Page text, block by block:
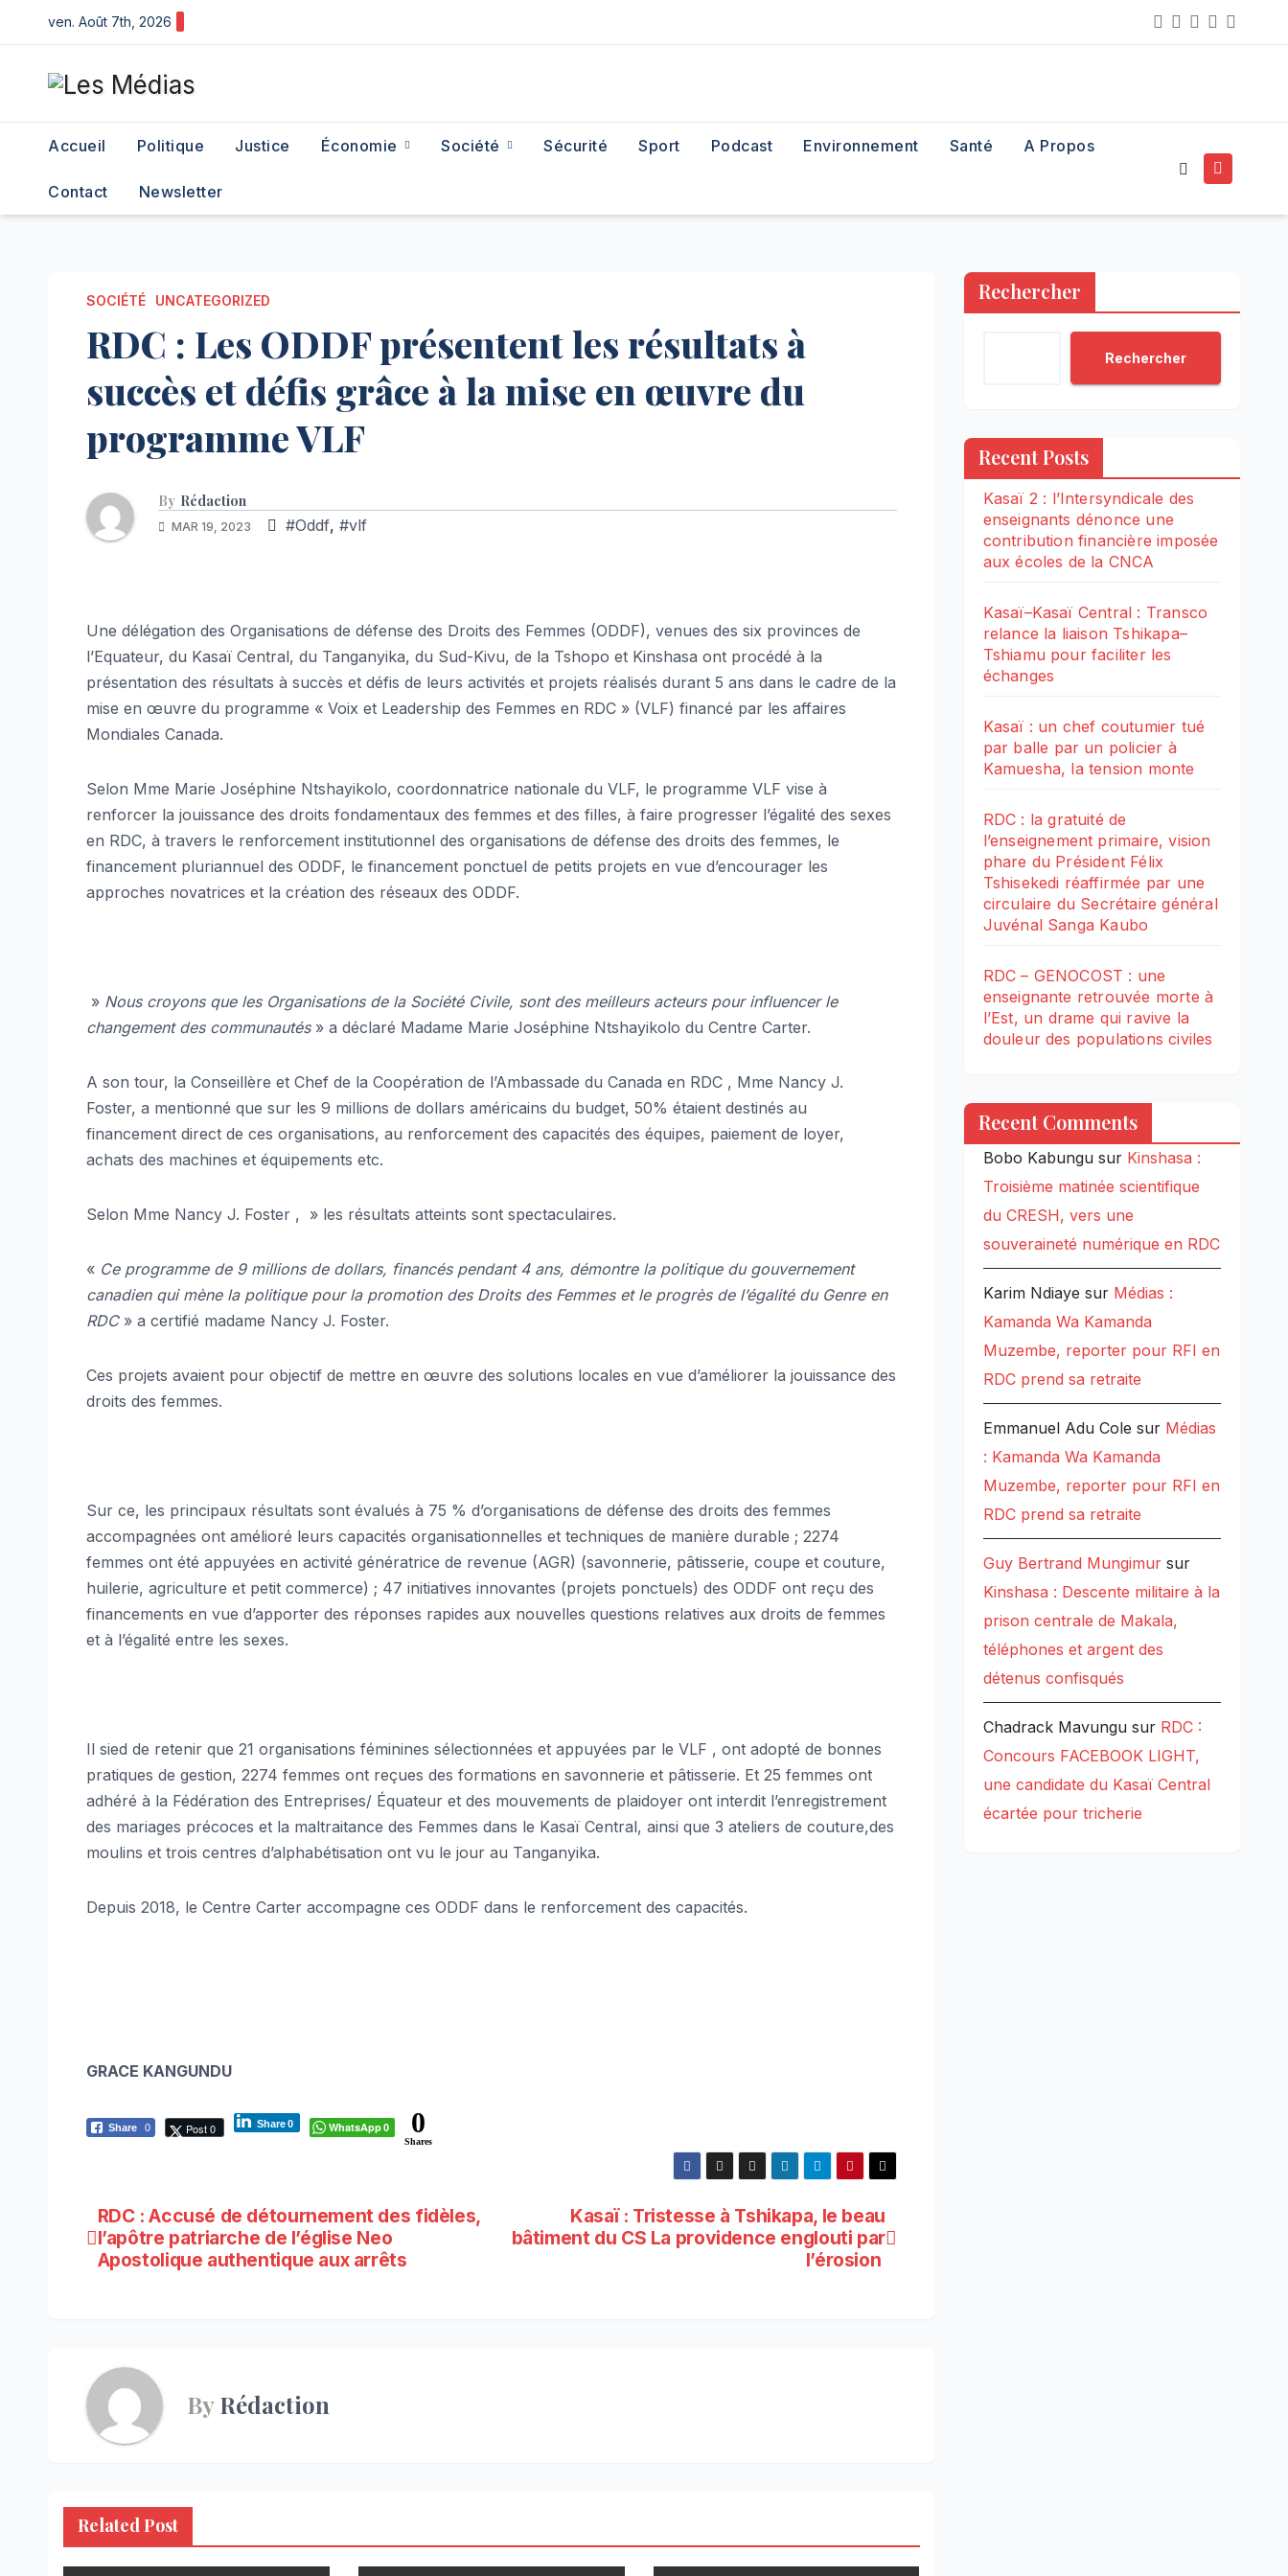
to
content
ven. Août 7th, 2026
Accueil Politique Justice Économie Société Sécurité Sport Podcast Environnement Santé A Propos
Contact Newsletter
SOCIÉTÉ UNCATEGORIZED
RDC : Les ODDF présentent les résultats à
succès et défis grâce à la mise en œuvre du
programme VLF
By Rédaction
MAR 19, 2023 #Oddf, #vlf
Une délégation des Organisations de défense des Droits des Femmes (ODDF), venues des six provinces de
l’Equateur, du Kasaï Central, du Tanganyika, du Sud-Kivu, de la Tshopo et Kinshasa ont procédé à la
présentation des résultats à succès et défis de leurs activités et projets réalisés durant 5 ans dans le cadre de la
mise en œuvre du programme « Voix et Leadership des Femmes en RDC » (VLF) financé par les affaires
Mondiales Canada.
Selon Mme Marie Joséphine Ntshayikolo, coordonnatrice nationale du VLF, le programme VLF vise à
renforcer la jouissance des droits fondamentaux des femmes et des filles, à faire progresser l’égalité des sexes
en RDC, à travers le renforcement institutionnel des organisations de défense des droits des femmes, le
financement pluriannuel des ODDF, le financement ponctuel de petits projets en vue d’encourager les
approches novatrices et la création des réseaux des ODDF.
» Nous croyons que les Organisations de la Société Civile, sont des meilleurs acteurs pour influencer le
changement des communautés» a déclaré Madame Marie Joséphine Ntshayikolo du Centre Carter.
A son tour, la Conseillère et Chef de la Coopération de l’Ambassade du Canada en RDC , Mme Nancy J.
Foster, a mentionné que sur les 9 millions de dollars américains du budget, 50% étaient destinés au
financement direct de ces organisations, au renforcement des capacités des équipes, paiement de loyer,
achats des machines et équipements etc.
Selon Mme Nancy J. Foster , » les résultats atteints sont spectaculaires.
« Ce programme de 9 millions de dollars, financés pendant 4 ans, démontre la politique du gouvernement
canadien qui mène la politique pour la promotion des Droits des Femmes et le progrès de l’égalité du Genre en
RDC» a certifié madame Nancy J. Foster.
Ces projets avaient pour objectif de mettre en œuvre des solutions locales en vue d’améliorer la jouissance des
droits des femmes.
Sur ce, les principaux résultats sont évalués à 75 % d’organisations de défense des droits des femmes
accompagnées ont amélioré leurs capacités organisationnelles et techniques de manière durable ; 2274
femmes ont été appuyées en activité génératrice de revenue (AGR) (savonnerie, pâtisserie, coupe et couture,
huilerie, agriculture et petit commerce) ; 47 initiatives innovantes (projets ponctuels) des ODDF ont reçu des
financements en vue d’apporter des réponses rapides aux nouvelles questions relatives aux droits de femmes
et à l’égalité entre les sexes.
Il sied de retenir que 21 organisations féminines sélectionnées et appuyées par le VLF , ont adopté de bonnes
pratiques de gestion, 2274 femmes ont reçues des formations en savonnerie et pâtisserie. Et 25 femmes ont
adhéré à la Fédération des Entreprises/ Équateur et des mouvements de plaidoyer ont interdit l’enregistrement
des mariages précoces et la maltraitance des Femmes dans le Kasaï Central, ainsi que 3 ateliers de couture,des
moulins et trois centres d’alphabétisation ont vu le jour au Tanganyika.
Depuis 2018, le Centre Carter accompagne ces ODDF dans le renforcement des capacités.
GRACE KANGUNDU
Share 0 Post 0 Share0 WhatsApp0 0
Shares
Navigation
de
Kasaï : Tristesse à Tshikapa, le beau
bâtiment du CS La providence englouti par
l’érosion
RDC : Accusé de détournement des fidèles,
l’apôtre patriarche de l’église Neo
Apostolique authentique aux arrêts
ByRédaction
Related Post
Rechercher
Rechercher
Recent Posts
Kasaï 2 : l’Intersyndicale des
enseignants dénonce une
contribution financière imposée
aux écoles de la CNCA
Kasaï–Kasaï Central : Transco
relance la liaison Tshikapa–
Tshiamu pour faciliter les
échanges
Kasaï : un chef coutumier tué
par balle par un policier à
Kamuesha, la tension monte
RDC : la gratuité de
l’enseignement primaire, vision
phare du Président Félix
Tshisekedi réaffirmée par une
circulaire du Secrétaire général
Juvénal Sanga Kaubo
RDC – GENOCOST : une
enseignante retrouvée morte à
l’Est, un drame qui ravive la
douleur des populations civiles
Recent Comments
Bobo Kabungusur Kinshasa :
Troisième matinée scientifique
du CRESH, vers une
souveraineté numérique en RDC
Karim Ndiaye sur Médias :
Kamanda Wa Kamanda
Muzembe, reporter pour RFI en
RDC prend sa retraite
Emmanuel Adu Cole sur Médias
: Kamanda Wa Kamanda
Muzembe, reporter pour RFI en
RDC prend sa retraite
Guy Bertrand Mungimursur
Kinshasa : Descente militaire à la
prison centrale de Makala,
téléphones et argent des
détenus confisqués
Chadrack Mavungusur RDC :
Concours FACEBOOK LIGHT,
une candidate du Kasaï Central
écartée pour tricherie